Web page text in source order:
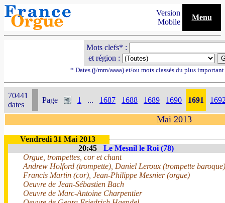
Version
Mobile
Menu
Mots clefs* :
et région :
* Dates (j/mm/aaaa) et/ou mots classés du plus
70441
dates
Page 1 ... 1687 1688 1689 1690 1691
Mai 2013
Vendredi 31 Mai 2013
20:45
Le Mesnil le Roi (78)
Orgue, trompettes, cor et chant
Andrew Holford (trompette), Daniel Leroux (trompette
Francis Martin (cor), Jean-Philippe Mesnier (orgue)
Oeuvre de Jean-Sébastien Bach
Oeuvre de Marc-Antoine Charpentier